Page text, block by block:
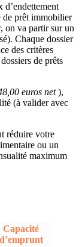
d’endettement
de prêt immobilier
on va partir sur un
Chaque dossier
des critères
de prêts
euros net),
(à valider avec
réduire votre
ou un
maximum
Capacité
d’emprunt